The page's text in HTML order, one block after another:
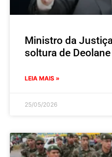
Ministro da
soltura de
LEIA MAIS »
25/05/2026